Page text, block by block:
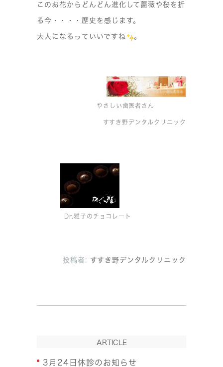
このお花からどんどん進化して薔薇や桜を折
る今・・・・歴史を感じます。
大人になるっていいですね 。
やさしい歯医者さん
すすき野デンタルクリニック
Dr.雅子のチョコレート
投稿者: すすき野デンタルクリニック
ARTICLE
3月24日休診のお知らせ